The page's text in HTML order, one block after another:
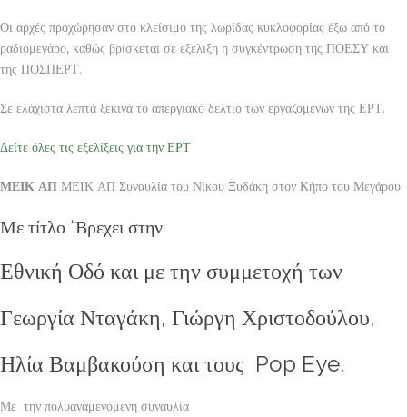
Οι αρχές προχώρησαν στο κλείσιμο της λωρίδας κυκλοφορίας έξω από το
ραδιομεγάρο, καθώς βρίσκεται σε εξέλιξη η συγκέντρωση της ΠΟΕΣΥ και
της ΠΟΣΠΕΡΤ.
Σε ελάχιστα λεπτά ξεκινά το απεργιακό δελτίο των εργαζομένων της ΕΡΤ.
Δείτε όλες τις εξελίξεις για την ΕΡΤ
ΜΕΙΚ ΑΠ ΜΕΙΚ ΑΠ Συναυλία του Νίκου Ξυδάκη στον Κήπο του Μεγάρου
Με τίτλο “Βρεχει στην
Εθνική Οδό και με την συμμετοχή των
Γεωργία Νταγάκη, Γιώργη Χριστοδούλου,
Ηλία Βαμβακούση και τους Pop Eye.
Με την πολυαναμενόμενη συναυλία